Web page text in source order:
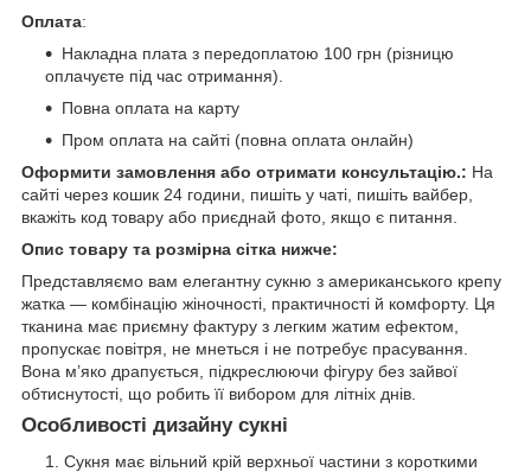
Оплата:
Накладна плата з передоплатою 100 грн (різницю
оплачуєте під час отримання).
Повна оплата на карту
Пром оплата на сайті (повна оплата онлайн)
Оформити замовлення або отримати консультацію.: На
сайті через кошик 24 години, пишіть у чаті, пишіть вайбер,
вкажіть код товару або приєднай фото, якщо є питання.
Опис товару та розмірна сітка нижче:
Представляємо вам елегантну сукню з американського крепу
жатка — комбінацію жіночності, практичності й комфорту. Ця
тканина має приємну фактуру з легким жатим ефектом,
пропускає повітря, не мнеться і не потребує прасування.
Вона м’яко драпується, підкреслюючи фігуру без зайвої
обтиснутості, що робить її вибором для літніх днів.
Особливості дизайну сукні
Сукня має вільний крій верхньої частини з короткими